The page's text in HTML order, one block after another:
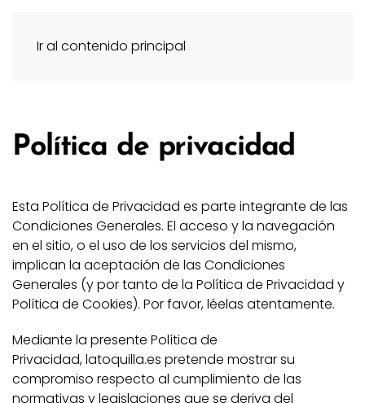
Ir al contenido principal
Política de privacidad
Esta Política de Privacidad es parte integrante de las
Condiciones Generales. El acceso y la navegación
en el sitio, o el uso de los servicios del mismo,
implican la aceptación de las Condiciones
Generales (y por tanto de la Política de Privacidad y
Política de Cookies). Por favor, léelas atentamente.
Mediante la presente Política de
Privacidad, latoquilla.es pretende mostrar su
compromiso respecto al cumplimiento de las
normativas y legislaciones que se deriva del